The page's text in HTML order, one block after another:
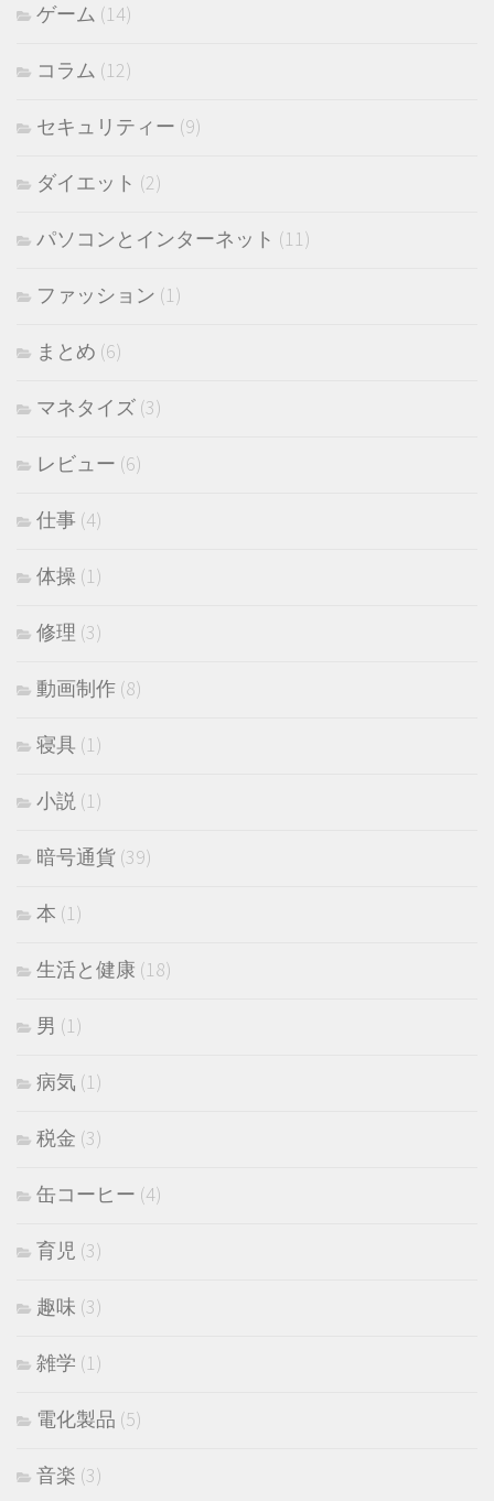
ゲーム (14)
コラム (12)
セキュリティー (9)
ダイエット (2)
パソコンとインターネット (11)
ファッション (1)
まとめ (6)
マネタイズ (3)
レビュー (6)
仕事 (4)
体操 (1)
修理 (3)
動画制作 (8)
寝具 (1)
小説 (1)
暗号通貨 (39)
本 (1)
生活と健康 (18)
男 (1)
病気 (1)
税金 (3)
缶コーヒー (4)
育児 (3)
趣味 (3)
雑学 (1)
電化製品 (5)
音楽 (3)